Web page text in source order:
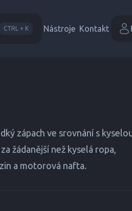
CTRL + K Nástroje Kontakt
zápach ve srovnání s
žádanější než kyselá ropa,
a motorová nafta.